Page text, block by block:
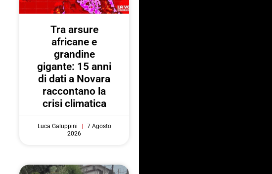
Tra arsure
africane e
grandine
gigante: 15 anni
di dati a Novara
raccontano la
crisi climatica
Luca Galuppini
7 Agosto
2026